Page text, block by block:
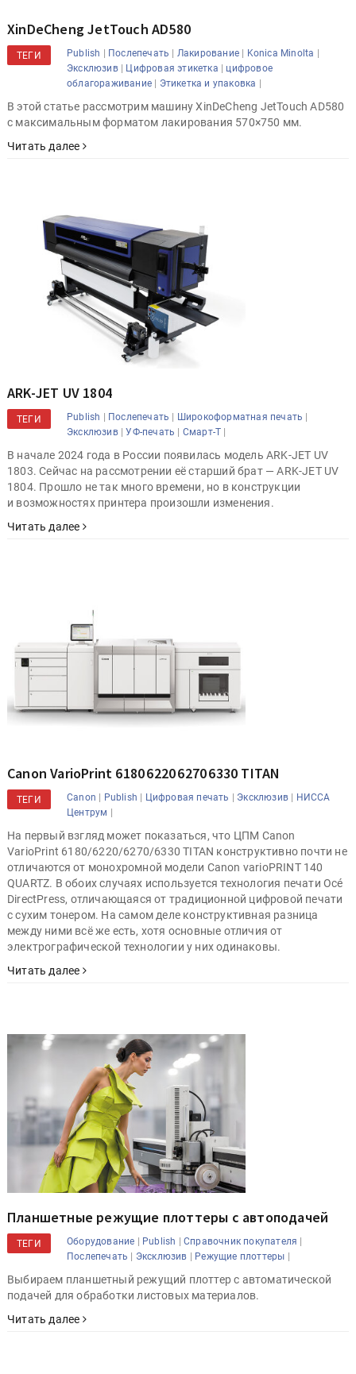
XinDeCheng JetTouch AD580
ТЕГИ Publish | Послепечать | Лакирование | Konica Minolta |
Эксклюзив| Цифровая этикетка | цифровое
облагораживание | Этикетка и упаковка |
В этой статье рассмотрим машину XinDeCheng JetTouch AD580
с максимальным форматом лакирования 570×750 мм.
Читать далее
ARK-JET UV 1804
ТЕГИ Publish | Послепечать | Широкоформатная печать |
Эксклюзив|УФ-печать | Смарт-Т |
В начале 2024 года в России появилась модель ARK-JET UV
1803. Сейчас на рассмотрении её старший брат — ARK-JET UV
1804. Прошло не так много времени, но в конструкции
и возможностях принтера произошли изменения.
Читать далее
Canon VarioPrint 6180 6220 6270 6330 TITAN
ТЕГИ Canon | Publish | Цифровая печать | Эксклюзив | НИССА
Центрум |
На первый взгляд может показаться, что ЦПМ Canon
VarioPrint 6180/6220/6270/6330 TITAN конструктивно почти не
отличаются от монохромной модели Canon varioPRINT 140
QUARTZ. В обоих случаях используется технология печати Océ
DirectPress, отличающаяся от традиционной цифровой печати
с сухим тонером. На самом деле конструктивная разница
между ними всё же есть, хотя основные отличия от
электрографической технологии у них одинаковы.
Читать далее
Планшетные режущие плоттеры с автоподачей
ТЕГИ Оборудование | Publish |Справочник покупателя |
Послепечать | Эксклюзив | Режущие плоттеры |
Выбираем планшетный режущий плоттер с автоматической
подачей для обработки листовых материалов.
Читать далее